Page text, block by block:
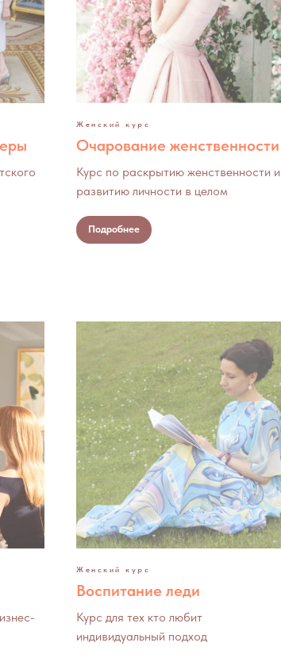
Женский курс
Очарование женственности
Курс по раскрытию женственности и
развитию личности в целом
Подробнее
Женский курс
Воспитание леди
Курс для тех кто любит
индивидуальный подход